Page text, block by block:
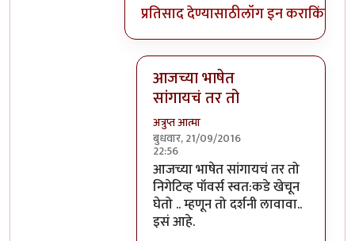
प्रतिसाद देण्यासाठीलॉग इन कराकिंवा
आजच्या भाषेत
सांगायचं तर तो
अत्रुप्त आत्मा
बुधवार, 21/09/2016
22:56
In reply toथोडेसे अवांतर - माहीते
आजच्या भाषेत सांगायचं तर तो
निगेटिव्ह पॉवर्स स्वत:कडे खेचून
घेतो .. म्हणून तो दर्शनी लावावा..
इसं आहे.